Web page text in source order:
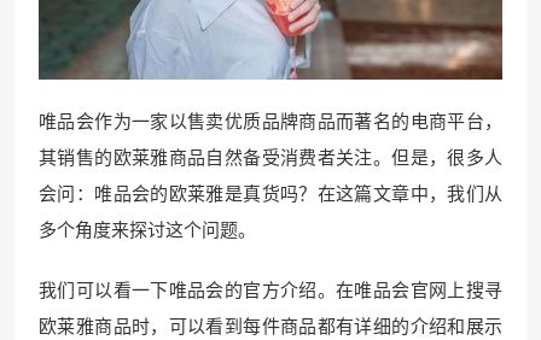
唯品会作为一家以售卖优质品牌商品而著名的电商平台，
其销售的欧莱雅商品自然备受消费者关注。但是，很多人
会问：唯品会的欧莱雅是真货吗？在这篇文章中，我们从
多个角度来探讨这个问题。
我们可以看一下唯品会的官方介绍。在唯品会官网上搜寻
欧莱雅商品时，可以看到每件商品都有详细的介绍和展示